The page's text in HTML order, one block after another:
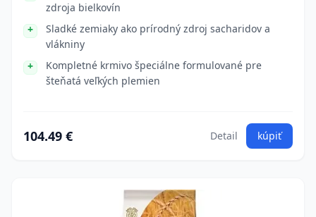
zdroja bielkovín
Sladké zemiaky ako prírodný zdroj sacharidov a
vlákniny
Kompletné krmivo špeciálne formulované pre
šteňatá veľkých plemien
104.49 € Detail kúpiť